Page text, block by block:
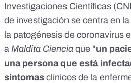
Investigaciones Científicas
de investigación se centra en
la patogénesis de coronavirus
a Maldita Ciencia que "un
una persona que está
síntomas clínicos de la